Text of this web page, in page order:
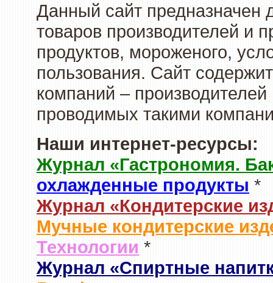
Данный сайт предназначен
товаров производителей и
продуктов, мороженого,
пользования. Сайт
компаний –
проводимых такими
Наши интернет-ресурсы:
Журнал «Гастрономия.
охлажденные продукты *
Журнал «Кондитерские
Мучные кондитерские
Технологии *
Журнал «Спиртные